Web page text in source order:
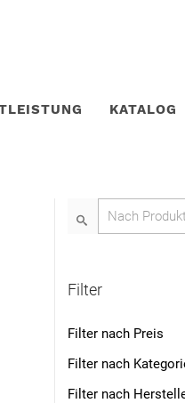
KATALOG
Filter
Filter nach Preis
Filter nach
Filter nach